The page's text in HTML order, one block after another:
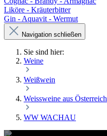
Liköre - Kräuterbitter
Gin - Aquavit - Wermut
Navigation schließen
Sie sind hier:
Weine
Weißwein
Weissweine aus Österreich
WW WACHAU